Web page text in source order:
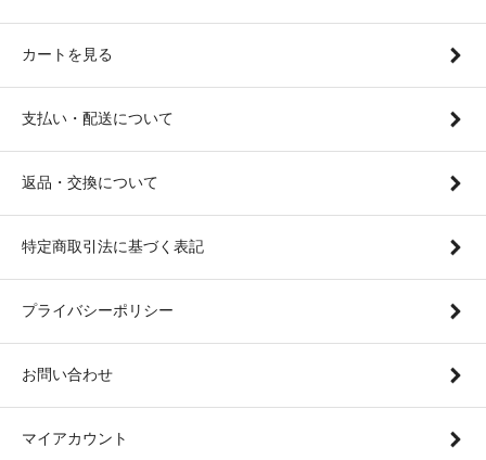
カートを見る
支払い・配送について
返品・交換について
特定商取引法に基づく表記
プライバシーポリシー
お問い合わせ
マイアカウント